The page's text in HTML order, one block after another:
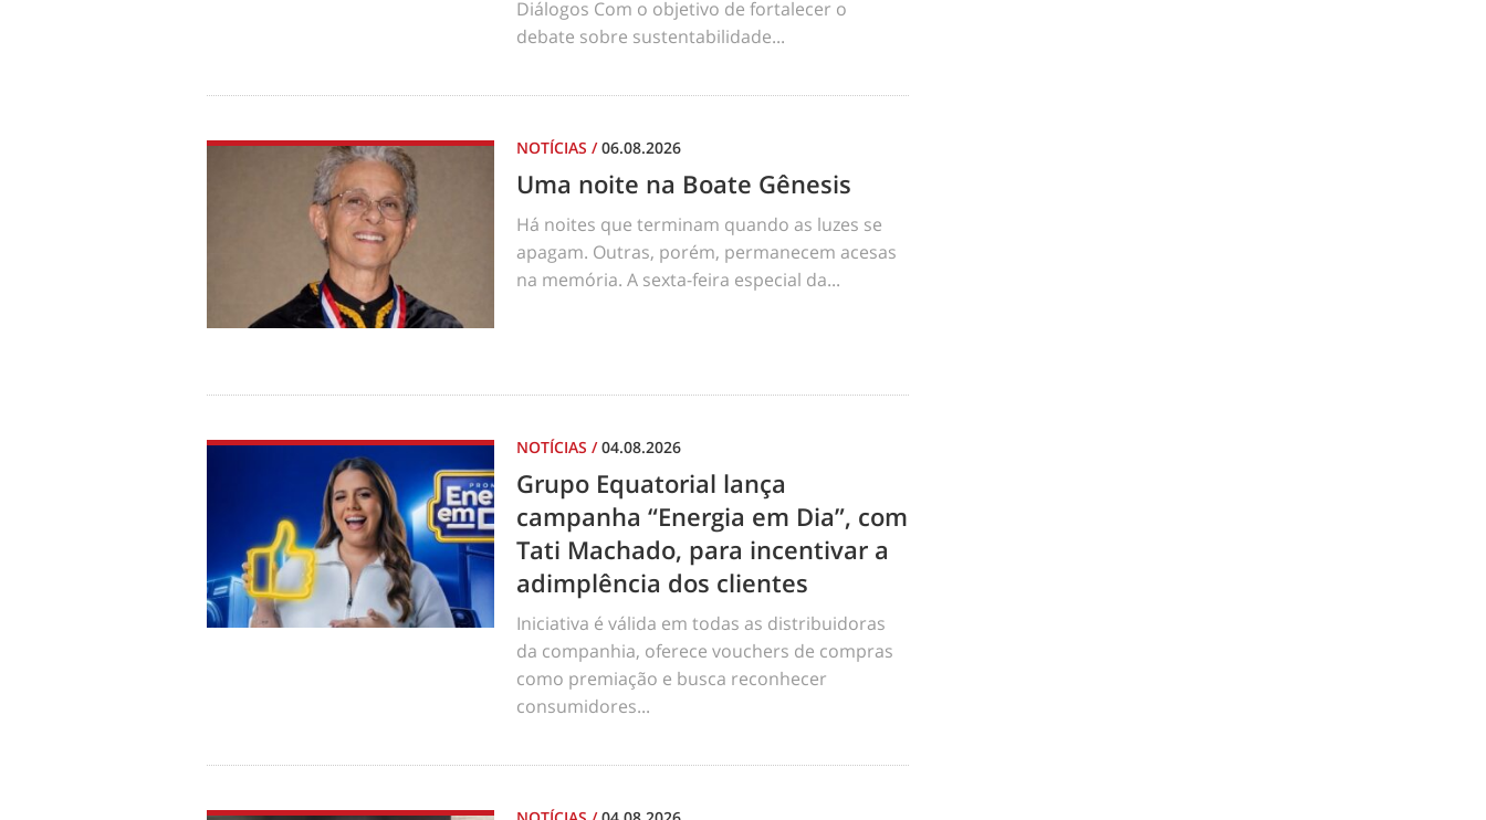
Diálogos Com o objetivo de fortalecer o
debate sobre sustentabilidade...
NOTÍCIAS /06.08.2026
Uma noite na Boate Gênesis
Há noites que terminam quando as luzes se
apagam. Outras, porém, permanecem acesas
na memória. A sexta-feira especial da...
NOTÍCIAS /04.08.2026
Grupo Equatorial lança
campanha “Energia em Dia”, com
Tati Machado, para incentivar a
adimplência dos clientes
Iniciativa é válida em todas as distribuidoras
da companhia, oferece vouchers de compras
como premiação e busca reconhecer
consumidores...